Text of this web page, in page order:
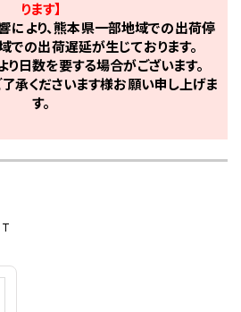
ります】
より、熊本県一部地域での出荷停
での出荷遅延が生じております。
日数を要する場合がございます。
承くださいます様お願い申し上げま
す。